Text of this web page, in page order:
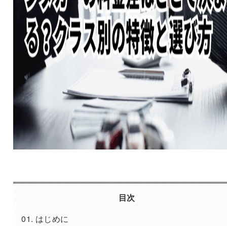
目次
はじめに